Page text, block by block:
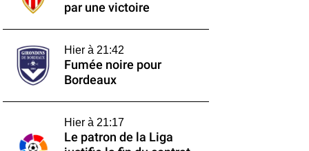
par une victoire
Hier à 21:42
Fumée noire pour
Bordeaux
Hier à 21:17
Le patron de la Liga